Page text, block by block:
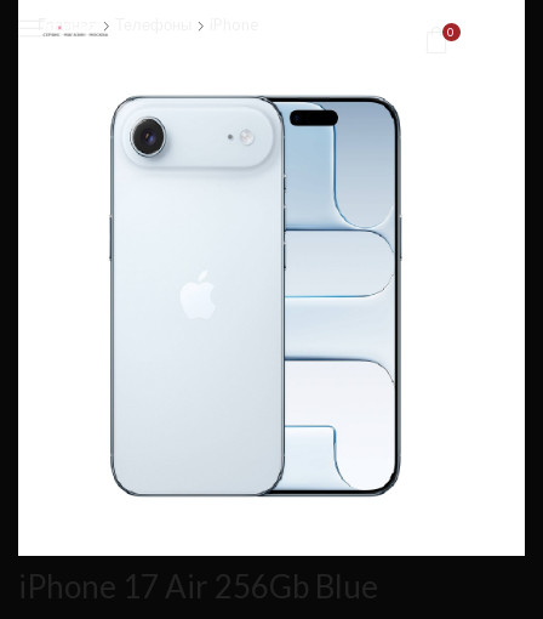
0
Главная
iPhone 17 Air 256Gb Blue